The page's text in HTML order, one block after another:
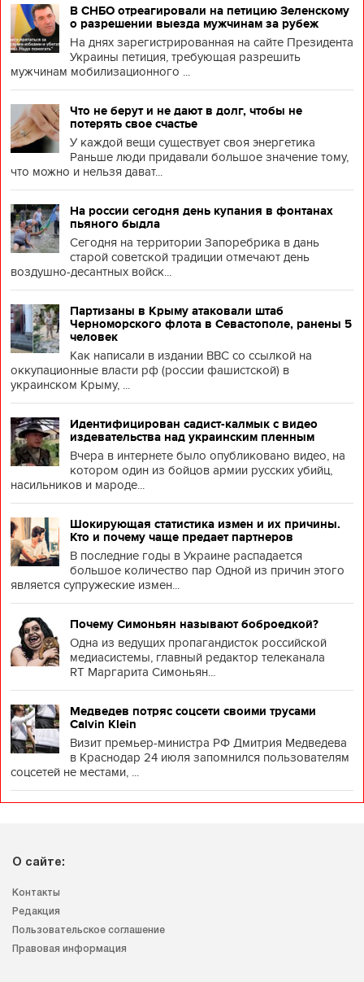
В СНБО отреагировали на петицию Зеленскому
о разрешении выезда мужчинам за рубеж
На днях зарегистрированная на сайте Президента
Украины петиция, требующая разрешить
мужчинам мобилизационного ...
Что не берут и не дают в долг, чтобы не
потерять свое счастье
У каждой вещи существует своя энергетика
Раньше люди придавали большое значение тому,
что можно и нельзя дават...
На россии сегодня день купания в фонтанах
пьяного быдла
Сегодня на территории Запоребрика в дань
старой советской традиции отмечают день
воздушно-десантных войск...
Партизаны в Крыму атаковали штаб
Черноморского флота в Севастополе, ранены 5
человек
Как написали в издании BBC со ссылкой на
оккупационные власти рф (россии фашистской) в
украинском Крыму, ...
Идентифицирован садист-калмык с видео
издевательства над украинским пленным
Вчера в интернете было опубликовано видео, на
котором один из бойцов армии русских убийц,
насильников и мароде...
Шокирующая статистика измен и их причины.
Кто и почему чаще предает партнеров
В последние годы в Украине распадается
большое количество пар Одной из причин этого
является супружеские измен...
Почему Симоньян называют боброедкой?
Одна из ведущих пропагандисток российской
медиасистемы, главный редактор телеканала
RT Маргарита Симоньян...
Медведев потряс соцсети своими трусами
Calvin Klein
Визит премьер-министра РФ Дмитрия Медведева
в Краснодар 24 июля запомнился пользователям
соцсетей не местами, ...
О сайте:
Контакты
Редакция
Пользовательское соглашение
Правовая информация